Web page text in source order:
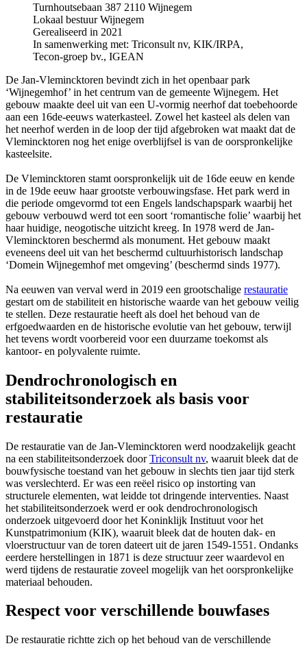
Turnhoutsebaan 387 2110 Wijnegem
Lokaal bestuur Wijnegem
Gerealiseerd in 2021
In samenwerking met: Triconsult nv, KIK/IRPA,
Tecon-groep bv., IGEAN​
De Jan-Vlemincktoren bevindt zich in het openbaar park
‘Wijnegemhof’ in het centrum van de gemeente Wijnegem. Het
gebouw maakte deel uit van een U-vormig neerhof dat toebehoorde
aan een 16de-eeuws waterkasteel. Zowel het kasteel als delen van
het neerhof werden in de loop der tijd afgebroken wat maakt dat de
Vlemincktoren nog het enige overblijfsel is van de oorspronkelijke
kasteelsite.
De Vlemincktoren stamt oorspronkelijk uit de 16de eeuw en kende
in de 19de eeuw haar grootste verbouwingsfase. Het park werd in
die periode omgevormd tot een Engels landschapspark waarbij het
gebouw verbouwd werd tot een soort ‘romantische folie’ waarbij het
haar huidige, neogotische uitzicht kreeg. In 1978 werd de Jan-
Vlemincktoren beschermd als monument. Het gebouw maakt
eveneens deel uit van het beschermd cultuurhistorisch landschap
‘Domein Wijnegemhof met omgeving’ (beschermd sinds 1977).
Na eeuwen van verval werd in 2019 een grootschalige restauratie
gestart om de stabiliteit en historische waarde van het gebouw veilig
te stellen. Deze restauratie heeft als doel het behoud van de
erfgoedwaarden en de historische evolutie van het gebouw, terwijl
het tevens wordt voorbereid voor een duurzame toekomst als
kantoor- en polyvalente ruimte.
Dendrochronologisch en
stabiliteitsonderzoek als basis voor
restauratie
De restauratie van de Jan-Vlemincktoren werd noodzakelijk geacht
na een stabiliteitsonderzoek doorTriconsult nv, waaruit bleek dat de
bouwfysische toestand van het gebouw in slechts tien jaar tijd sterk
was verslechterd. Er was een reëel risico op instorting van
structurele elementen, wat leidde tot dringende interventies. Naast
het stabiliteitsonderzoek werd er ook dendrochronologisch
onderzoek uitgevoerd door het Koninklijk Instituut voor het
Kunstpatrimonium (KIK), waaruit bleek dat de houten dak- en
vloerstructuur van de toren dateert uit de jaren 1549-1551. Ondanks
eerdere herstellingen in 1871 is deze structuur zeer waardevol en
werd tijdens de restauratie zoveel mogelijk van het oorspronkelijke
materiaal behouden.
Respect voor verschillende bouwfases
De restauratie richtte zich op het behoud van de verschillende